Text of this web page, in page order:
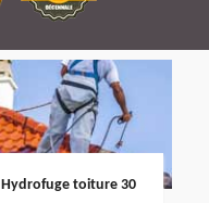
Hydrofuge toiture 30